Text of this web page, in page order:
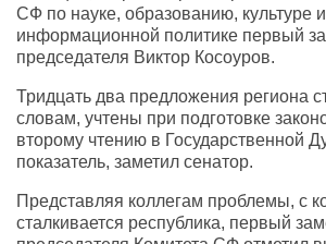
СФ по науке, образованию, культуре и
информационной политике первый
председателя Виктор Косоуров.
Тридцать два предложения региона
словам, учтены при подготовке
второму чтению в Государственной
показатель, заметил сенатор.
Представляя коллегам проблемы, с
сталкивается республика, первый